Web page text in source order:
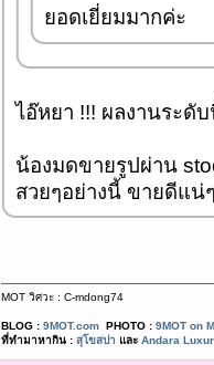
ยอดเยี่ยมมากค่ะ
ไอ๊หยา !!! ผลงานระดั
น้องมดขายรูปผ่าน
สวยๆอย่างนี้ ขายดีแน่ๆ
MOT วิศวะ : C-mdong74
BLOG : 9MOT.comPHOTO : 9MOT on
ที่ทำมาหากิน : สุโขสปา และ Andara